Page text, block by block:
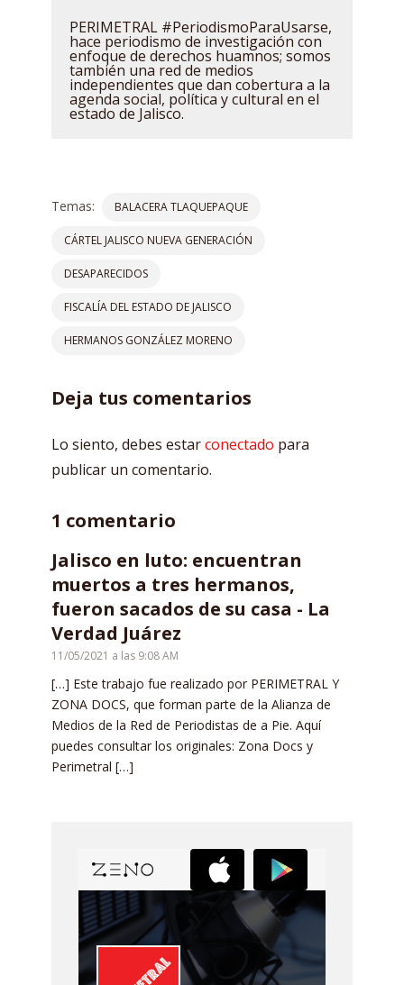
PERIMETRAL #PeriodismoParaUsarse,
hace periodismo de investigación con
enfoque de derechos huamnos; somos
también una red de medios
independientes que dan cobertura a la
agenda social, política y cultural en el
estado de Jalisco.
Temas: BALACERA TLAQUEPAQUE
CÁRTEL JALISCO NUEVA GENERACIÓN
DESAPARECIDOS
FISCALÍA DEL ESTADO DE JALISCO
HERMANOS GONZÁLEZ MORENO
Deja tus comentarios
Lo siento, debes estarconectado para
publicar un comentario.
1 comentario
Jalisco en luto: encuentran
muertos a tres hermanos,
fueron sacados de su casa - La
Verdad Juárez
11/05/2021 a las 9:08 AM
[…] Este trabajo fue realizado por PERIMETRAL Y
ZONA DOCS, que forman parte de la Alianza de
Medios de la Red de Periodistas de a Pie. Aquí
puedes consultar los originales: Zona Docs y
Perimetral […]